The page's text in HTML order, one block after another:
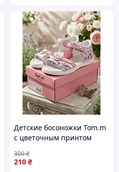
Детские босоножки Tom.m
с цветочным принтом
210 ₴
300₴